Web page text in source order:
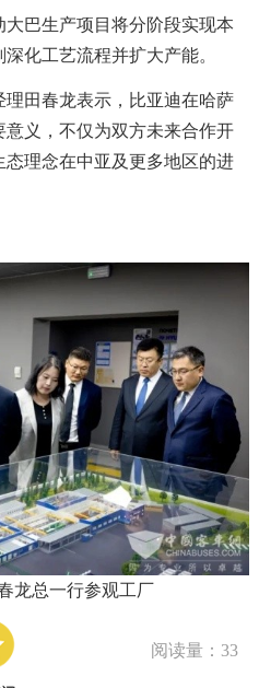
巴生产项目将分阶段实现本
化工艺流程并扩大产能。
田春龙表示，比亚迪在哈萨
义，不仅为双方未来合作开
理念在中亚及更多地区的进
龙总一行参观工厂
阅读量：33